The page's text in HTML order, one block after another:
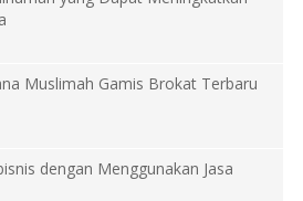
Muslimah Gamis Brokat Terbaru
dengan Menggunakan Jasa